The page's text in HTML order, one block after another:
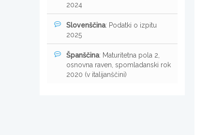
2024
Slovenščina: Podatki o izpitu
2025
Španščina: Maturitetna pola 2,
osnovna raven, spomladanski rok
2020 (v italijanščini)